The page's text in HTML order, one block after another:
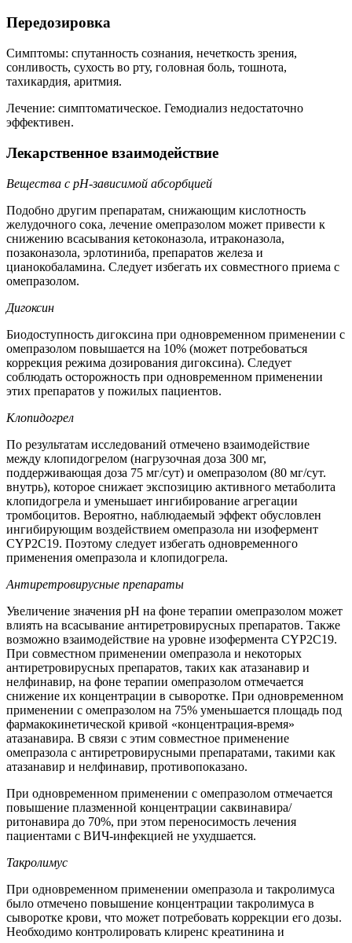
Передозировка
Симптомы: спутанность сознания, нечеткость зрения,
сонливость, сухость во рту, головная боль, тошнота,
тахикардия, аритмия.
Лечение: симптоматическое. Гемодиализ недостаточно
эффективен.
Лекарственное взаимодействие
Вещества с pH-зависимой абсорбцией
Подобно другим препаратам, снижающим кислотность
желудочного сока, лечение омепразолом может привести к
снижению всасывания кетоконазола, итраконазола,
позаконазола, эрлотиниба, препаратов железа и
цианокобаламина. Следует избегать их совместного приема с
омепразолом.
Дигоксин
Биодоступность дигоксина при одновременном применении с
омепразолом повышается на 10% (может потребоваться
коррекция режима дозирования дигоксина). Следует
соблюдать осторожность при одновременном применении
этих препаратов у пожилых пациентов.
Клопидогрел
По результатам исследований отмечено взаимодействие
между клопидогрелом (нагрузочная доза 300 мг,
поддерживающая доза 75 мг/сут) и омепразолом (80 мг/сут.
внутрь), которое снижает экспозицию активного метаболита
клопидогрела и уменьшает ингибирование агрегации
тромбоцитов. Вероятно, наблюдаемый эффект обусловлен
ингибирующим воздействием омепразола ни изофермент
CYP2C19. Поэтому следует избегать одновременного
применения омепразола и клопидогрела.
Антиретровирусные препараты
Увеличение значения pH на фоне терапии омепразолом может
влиять на всасывание антиретровирусных препаратов. Также
возможно взаимодействие на уровне изофермента CYP2C19.
При совместном применении омепразола и некоторых
антиретровирусных препаратов, таких как атазанавир и
нелфинавир, на фоне терапии омепразолом отмечается
снижение их концентрации в сыворотке. При одновременном
применении с омепразолом на 75% уменьшается площадь под
фармакокинетической кривой «концентрация-время»
атазанавира. В связи с этим совместное применение
омепразола с антиретровирусными препаратами, такими как
атазанавир и нелфинавир, противопоказано.
При одновременном применении с омепразолом отмечается
повышение плазменной концентрации саквинавира/
ритонавира до 70%, при этом переносимость лечения
пациентами с ВИЧ-инфекцией не ухудшается.
Такролимус
При одновременном применении омепразола и такролимуса
было отмечено повышение концентрации такролимуса в
сыворотке крови, что может потребовать коррекции его дозы.
Необходимо контролировать клиренс креатинина и